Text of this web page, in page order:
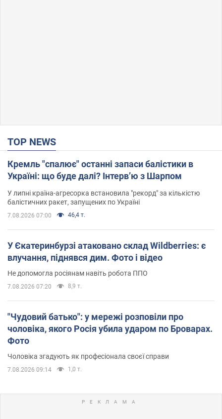
TOP NEWS
Кремль "спалює" останні запаси балістики в
Україні: що буде далі? Інтерв’ю з Шарпом
У липні країна-агресорка встановила "рекорд" за кількістю
балістичних ракет, запущених по Україні
7.08.2026 07:00 46,4 т.
У Єкатеринбурзі атаковано склад Wildberries: є
влучання, піднявся дим. Фото і відео
Не допомогла росіянам навіть робота ППО
7.08.2026 07:20 8,9 т.
"Чудовий батько": у мережі розповіли про
чоловіка, якого Росія убила ударом по Броварах.
Фото
Чоловіка згадують як професіонала своєї справи
7.08.2026 09:14 1,0 т.